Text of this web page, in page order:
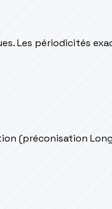
Les périodicités
(préconisation